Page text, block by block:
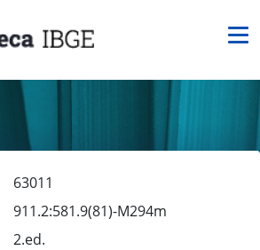
63011
911.2:581.9(81)-M294m
2.ed.